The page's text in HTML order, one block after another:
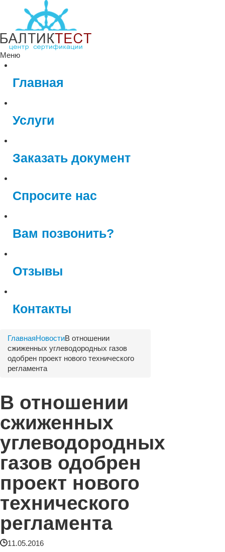
Меню
Главная
Услуги
Заказать документ
Спросите нас
Вам позвонить?
Отзывы
Контакты
ГлавнаяНовостиВ отношении
сжиженных углеводородных газов
одобрен проект нового технического
регламента
В отношении
сжиженных
углеводородных
газов одобрен
проект нового
технического
регламента
11.05.2016